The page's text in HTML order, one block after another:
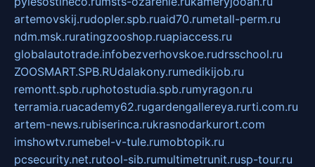
artemovskij.rudopler.spb.ruaid70.rumetall-perm.ru
ndm.msk.ruratingzooshop.ruapiaccess.ru
globalautotrade.infobezverhovskoe.rudrsschool.ru
ZOOSMART.SPB.RUdalakony.rumedikijob.ru
remontt.spb.ruphotostudia.spb.rumyragon.ru
terramia.ruacademy62.rugardengallereya.rurti.com.ru
artem-news.rubiserinca.rukrasnodarkurort.com
imshowtv.rumebel-v-tule.rumobtopik.ru
pcsecurity.net.rutool-sib.rumultimetrunit.rusp-tour.ru